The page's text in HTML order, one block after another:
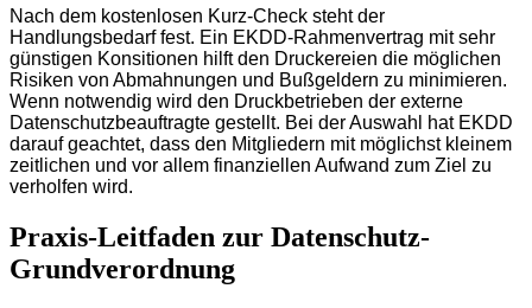
Nach dem kostenlosen Kurz-Check steht der
Handlungsbedarf fest. Ein EKDD-Rahmenvertrag mit sehr
günstigen Konsitionen hilft den Druckereien die möglichen
Risiken von Abmahnungen und Bußgeldern zu minimieren.
Wenn notwendig wird den Druckbetrieben der externe
Datenschutzbeauftragte gestellt. Bei der Auswahl hat EKDD
darauf geachtet, dass den Mitgliedern mit möglichst kleinem
zeitlichen und vor allem finanziellen Aufwand zum Ziel zu
verholfen wird.
Praxis-Leitfaden zur Datenschutz-
Grundverordnung